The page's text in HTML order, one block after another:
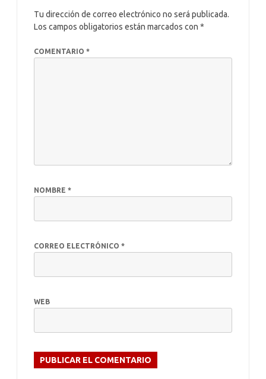
r
o
o
k
dI
n
r
ti
Tu dirección de correo electrónico no será publicada.
Los campos obligatorios están marcados con *
COMENTARIO *
NOMBRE *
CORREO ELECTRÓNICO *
WEB